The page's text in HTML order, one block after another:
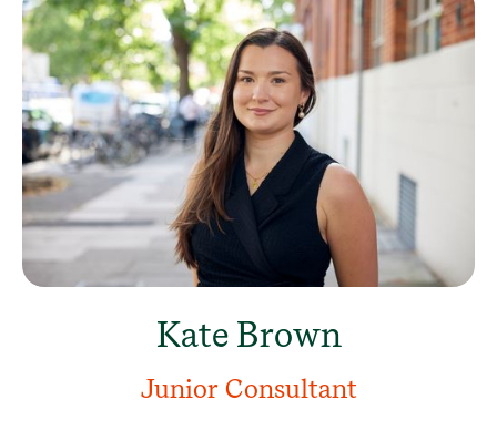
Kate Brown
Junior Consultant